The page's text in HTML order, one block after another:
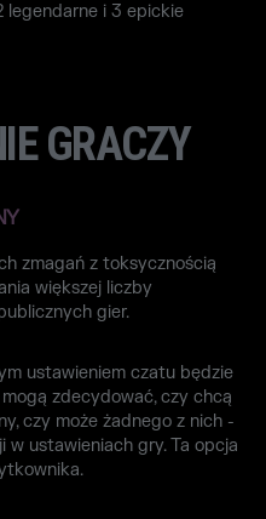
legendarne i 3 epickie
GRACZY
zmagań z toksycznością
większej liczby
gier.
ustawieniem czatu będzie
zdecydować, czy chcą
czy może żadnego z nich -
w ustawieniach gry. Ta opcja